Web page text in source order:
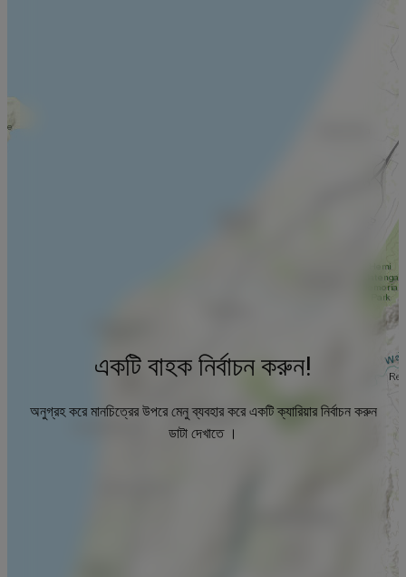
একটি বাহক নির্বাচন করুন!
অনুগ্রহ করে মানচিত্রের উপরে মেনু ব্যবহার করে একটি ক্যারিয়ার নির্বাচন করুন
ডাটা দেখাতে ।